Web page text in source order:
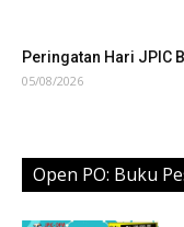
Peringatan Hari JPIC
05/08/2026
Open PO: Buku